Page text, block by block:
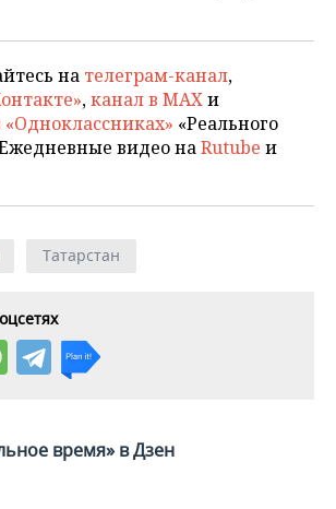
на телеграм-канал,
,канал в MAXи
«Одноклассниках» «Реального
видео наRutube и
Татарстан
время» в Дзен